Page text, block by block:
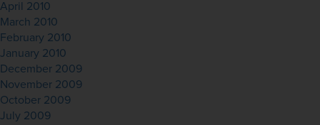
April 2010
March 2010
February 2010
January 2010
December 2009
November 2009
October 2009
July 2009